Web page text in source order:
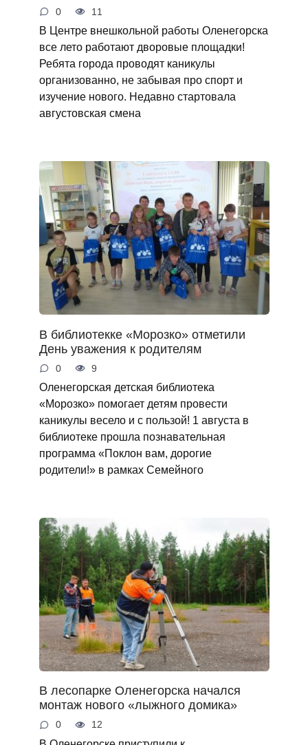
0 11
В Центре внешкольной работы Оленегорска
все лето работают дворовые площадки!
Ребята города проводят каникулы
организованно, не забывая про спорт и
изучение нового. Недавно стартовала
августовская смена
В библиотекке «Морозко» отметили
День уважения к родителям
0 9
Оленегорская детская библиотека
«Морозко» помогает детям провести
каникулы весело и с пользой! 1 августа в
библиотеке прошла познавательная
программа «Поклон вам, дорогие
родители!» в рамках Семейного
В лесопарке Оленегорска начался
монтаж нового «лыжного домика»
0 12